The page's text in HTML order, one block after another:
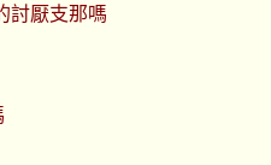
討厭支那嗎